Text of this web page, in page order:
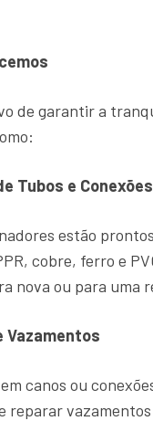
de garantir a
Tubos e Conexões
estão
cobre, ferro e
nova ou para uma
Vazamentos
canos ou
reparar